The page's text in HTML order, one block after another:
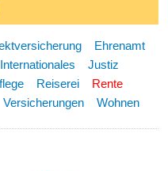
Ehrenamt
Internationales
Justiz
Reiserei
Rente
Versicherungen Wohnen